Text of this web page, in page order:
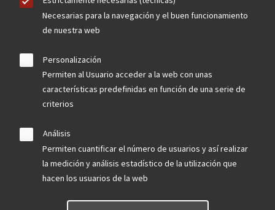
Necesarias para la navegación y el buen funcionamiento
de nuestra web
Personalización
Permiten al Usuario acceder a la web con unas
características predefinidas en función de una serie de
criterios
Análisis
Permiten cuantificar el número de usuarios y así realizar
la medición y análisis estadístico de la utilización que
hacen los usuarios de la web